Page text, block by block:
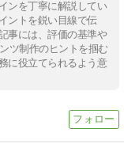
ンを丁寧に解説してい
ントを鋭い目線で伝
事には、評価の基準や
ツ制作のヒントを掴む
に役立てられるよう意